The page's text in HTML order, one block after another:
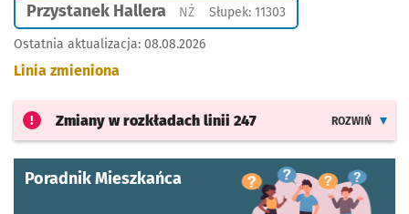
Przystanek Hallera NŻPrzystanek na życzenie
Słupek: 11303
Ostatnia aktualizacja: 08.08.2026
Linia zmieniona
Zmiany w rozkładach linii 247 ROZWIŃ
Poradnik Mieszkańca